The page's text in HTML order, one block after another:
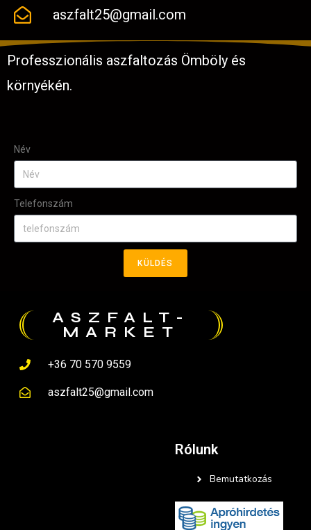
aszfalt25@gmail.com
Professzionális aszfaltozás Ömböly és
környékén.
Név
Telefonszám
KÜLDÉS
ASZFALT-
MARKET
+36 70 570 9559
aszfalt25@gmail.com
Rólunk
Bemutatkozás